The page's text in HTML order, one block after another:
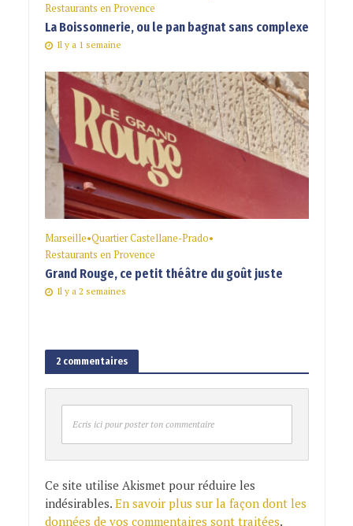
Restaurants en Provence
La Boissonnerie, ou le pan bagnat sans complexe
Il y a 1 semaine
Marseille•Quartier Castellane-Prado•
Restaurants en Provence
Grand Rouge, ce petit théâtre du goût juste
Il y a 2 semaines
2 commentaires
Ecris ici pour poster ton commentaire
Ce site utilise Akismet pour réduire les
indésirables. En savoir plus sur la façon dont les
données de vos commentaires sont traitées.